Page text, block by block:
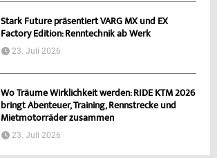
Stark Future präsentiert VARG MX und EX
Factory Edition: Renntechnik ab Werk
23. Juli 2026
Wo Träume Wirklichkeit werden: RIDE KTM 2026
bringt Abenteuer, Training, Rennstrecke und
Mietmotorräder zusammen
23. Juli 2026